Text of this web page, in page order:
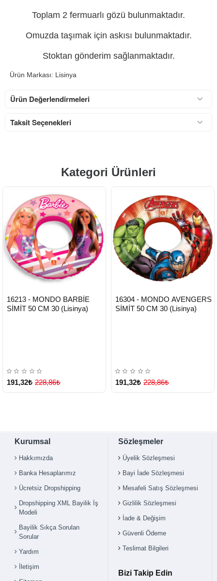
Toplam 2 fermuarlı gözü bulunmaktadır.
Omuzda taşımak için askısı bulunmaktadır.
Stoktan gönderim sağlanmaktadır.
Ürün Markası: Lisinya
Ürün Değerlendirmeleri
Taksit Seçenekleri
Kategori Ürünleri
TESLİMAT
Çok Satılan Ürün
Yeni Ürün
16213 - MONDO BARBİE
SİMİT 50 CM 30 (Lisinya)
191,32₺ 228,86₺
TESLİMAT
16304 - MONDO AVENGERS
SİMİT 50 CM 30 (Lisinya)
191,32₺ 228,86₺
Kurumsal
Hakkımızda
Banka Hesaplarımız
Ücretsiz Dropshipping
Dropshipping XML Bayilik İş
Modeli
Bayilik Sıkça Sorulan
Sorular
Yardım
İletişim
Sözleşmeler
Üyelik Sözleşmesi
Bayi İade Sözleşmesi
Mesafeli Satış Sözleşmesi
Gizlilik Sözleşmesi
İade & Değişim
Güvenli Ödeme
Teslimat Bilgileri
Bizi Takip Edin